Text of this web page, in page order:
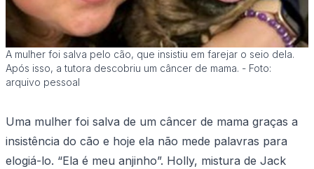
A mulher foi salva pelo cão, que insistiu em farejar o seio dela.
Após isso, a tutora descobriu um câncer de mama. - Foto:
arquivo pessoal
Uma mulher foi salva de um câncer de mama graças a
insistência do cão e hoje ela não mede palavras para
elogiá-lo. “Ela é meu anjinho”. Holly, mistura de Jack